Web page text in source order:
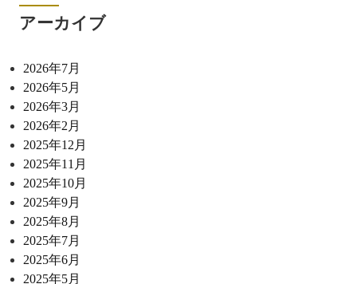
アーカイブ
2026年7月
2026年5月
2026年3月
2026年2月
2025年12月
2025年11月
2025年10月
2025年9月
2025年8月
2025年7月
2025年6月
2025年5月